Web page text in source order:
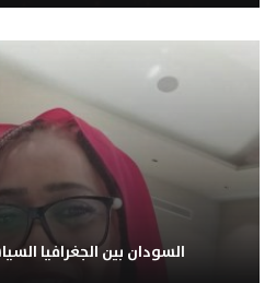
السودان بين الجغرافيا